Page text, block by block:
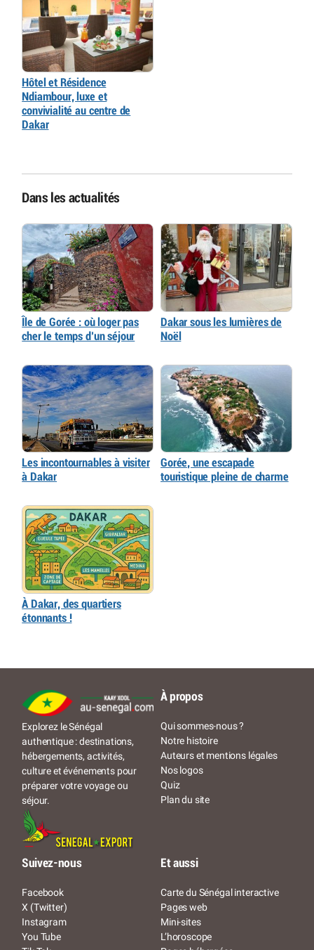
Hôtel et Résidence
Ndiambour, luxe et
convivialité au centre de
Dakar
Dans les actualités
Île de Gorée : où loger pas
cher le temps d’un séjour
Dakar sous les lumières de
Noël
Les incontournables à visiter
à Dakar
Gorée, une escapade
touristique pleine de charme
À Dakar, des quartiers
étonnants !
Explorez le Sénégal
authentique : destinations,
hébergements, activités,
culture et événements pour
préparer votre voyage ou
séjour.
À propos
Qui sommes-nous ?
Notre histoire
Auteurs et mentions légales
Nos logos
Quiz
Plan du site
Suivez-nous
Facebook
X (Twitter)
Instagram
You Tube
Et aussi
Carte du Sénégal interactive
Pages web
Mini-sites
L’horoscope